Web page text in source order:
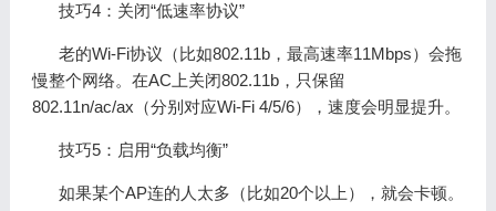
技巧4：关闭“低速率协议”
老的Wi-Fi协议（比如802.11b，最高速率11Mbps）会拖
慢整个网络。在AC上关闭802.11b，只保留
802.11n/ac/ax（分别对应Wi-Fi 4/5/6），速度会明显提升。
技巧5：启用“负载均衡”
如果某个AP连的人太多（比如20个以上），就会卡顿。